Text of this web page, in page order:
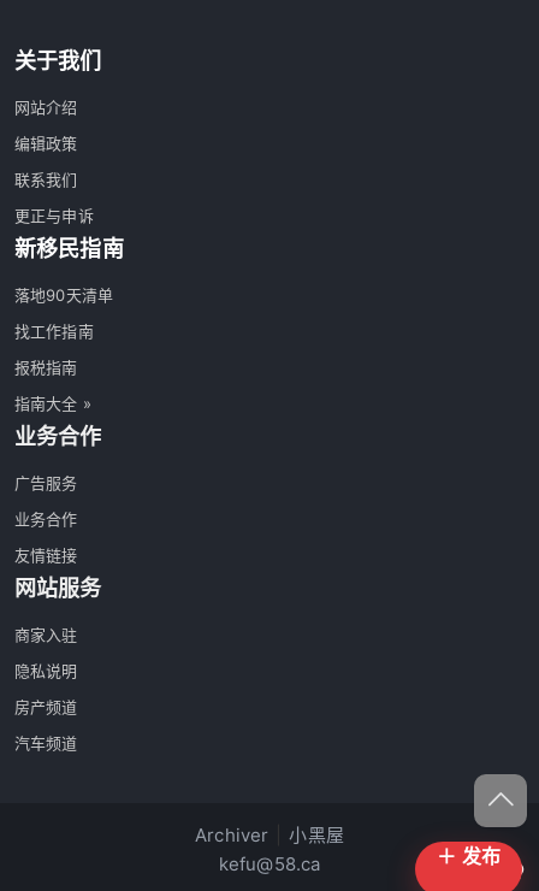
关于我们
网站介绍
编辑政策
联系我们
更正与申诉
新移民指南
落地90天清单
找工作指南
报税指南
指南大全 »
业务合作
广告服务
业务合作
友情链接
网站服务
商家入驻
隐私说明
房产频道
汽车频道
Archiver
小黑屋
kefu@58.ca
＋ 发布